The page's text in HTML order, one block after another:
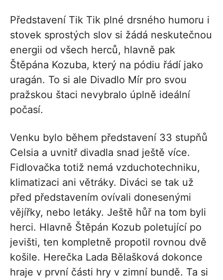
Představení Tik Tik plné drsného humoru i
stovek sprostých slov si žádá neskutečnou
energii od všech herců, hlavně pak
Štěpána Kozuba, který na pódiu řádí jako
uragán. To si ale Divadlo Mír pro svou
pražskou štaci nevybralo úplně ideální
počasí.
Venku bylo během představení 33 stupňů
Celsia a uvnitř divadla snad ještě více.
Fidlovačka totiž nemá vzduchotechniku,
klimatizaci ani větráky. Diváci se tak už
před představením ovívali donesenými
vějířky, nebo letáky. Ještě hůř na tom byli
herci. Hlavně Štěpán Kozub poletující po
jevišti, ten kompletně propotil rovnou dvě
košile. Herečka Lada Bělašková dokonce
hraje v první části hry v zimní bundě. Ta si